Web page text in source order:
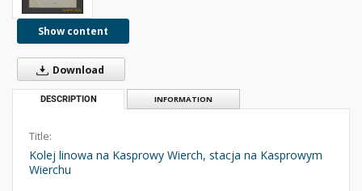
Show content
Download
DESCRIPTION INFORMATION
Title:
Kolej linowa na Kasprowy Wierch, stacja na Kasprowym
Wierchu